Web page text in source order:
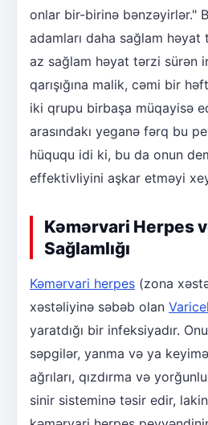
onlar bir-birinə bənzəyirlər."
adamları daha sağlam
az sağlam həyat tərzi sürən
qarışığına malik, cəmi bir
iki qrupu birbaşa müqayisə
arasındakı yeganə fərq bu
hüququ idi ki, bu da onun
effektivliyini aşkar etməyi
Kəmərvari Herpes
Sağlamlığı
Kəmərvari herpes (zona
xəstəliyinə səbəb olan
yaratdığı bir infeksiyadır.
səpgilər, yanma və ya
ağrıları, qızdırma və
sinir sisteminə təsir edir,